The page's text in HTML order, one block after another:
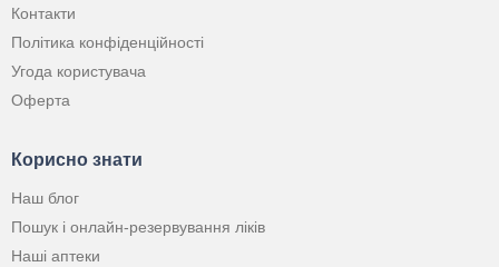
Контакти
Політика конфіденційності
Угода користувача
Оферта
Корисно знати
Наш блог
Пошук і онлайн-резервування ліків
Наші аптеки